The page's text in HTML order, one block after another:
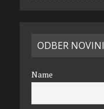
ODBER
Name